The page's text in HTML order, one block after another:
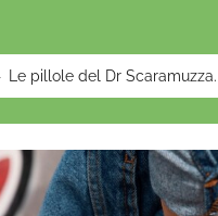
Le pillole del Dr